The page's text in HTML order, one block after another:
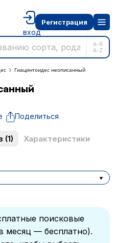
А-Я
A-Z
вход
Регистрация
Гиацинтоидес неописанный
Поделиться
(1)
Характеристики
поисковые
месяц — бесплатно).